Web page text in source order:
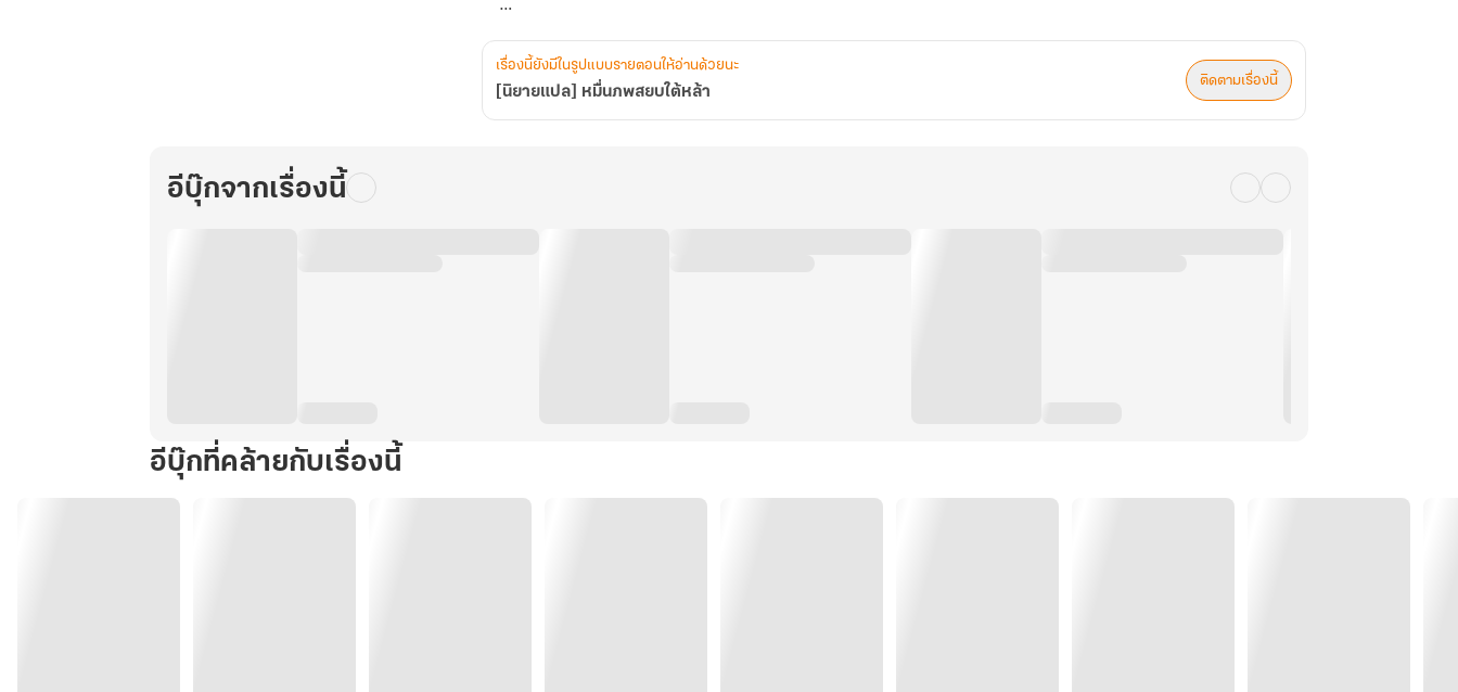
.
เพราะเขารู้ดีอยู่แก่ใจ ในดินแดนที่ความแข็งแกร่งถูกกำหนดจาก ‘ ปราณวิญญาณ ’
เรื่องนี้ยังมีในรูปแบบรายตอนให้อ่านด้วยนะ
[นิยายแปล] หมื่นภพสยบใต้หล้า
ติดตามเรื่องนี้
อีบุ๊กจากเรื่องนี้
อีบุ๊กที่คล้ายกับเรื่องนี้